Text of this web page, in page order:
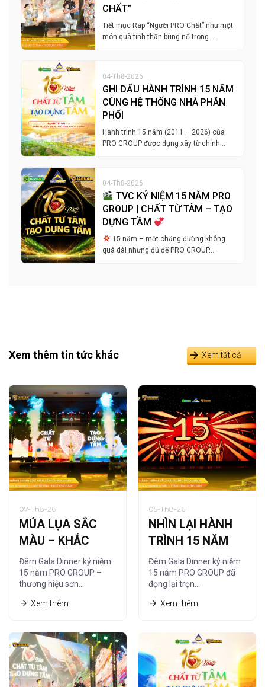
CHẤT”
Tiết mục Rap “Người PRO Chất” như một
món quà tinh thần bùng nổ trong…
04-Th8-2026
GHI DẤU HÀNH TRÌNH 15 NĂM
CÙNG HỆ THỐNG NHÀ PHÂN
PHỐI
Hành trình 15 năm (2011 – 2026) của
PRO GROUP được dựng xây từ chính…
04-Th8-2026
TVC KỶ NIỆM 15 NĂM PRO
GROUP | CHẤT TỪ TÂM – TẠO
DỰNG TẦM
15 năm – một chặng đường không
quá dài nhưng đủ để PRO GROUP…
Xem thêm tin tức khác Xem tất cả
07-Th8-26
MÚA LỤA SẮC
MÀU – KHẮC
HỌA CHẤT RIÊNG
CỦA PRO GROUP
Đêm Gala Dinner kỷ niệm
15 năm PRO GROUP –
thương hiệu sơn…
Xem thêm
05-Th8-26
NHÌN LẠI HÀNH
TRÌNH 15 NĂM
QUA NGHỆ
THUẬT TRANH
CÁT
Đêm Gala Dinner kỷ niệm
15 năm PRO GROUP đã
đọng lại trọn…
Xem thêm